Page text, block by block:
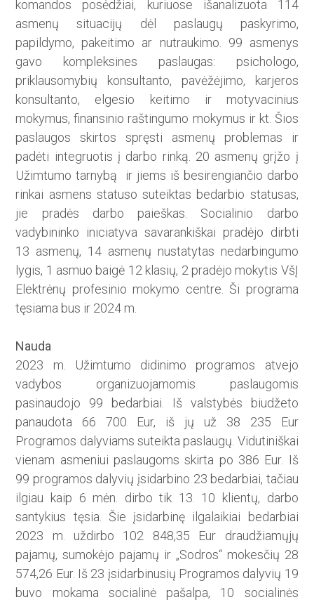
komandos posėdžiai, kuriuose išanalizuota 114
asmenų situacijų dėl paslaugų paskyrimo,
papildymo, pakeitimo ar nutraukimo. 99 asmenys
gavo kompleksines paslaugas: psichologo,
priklausomybių konsultanto, pavėžėjimo, karjeros
konsultanto, elgesio keitimo ir motyvacinius
mokymus, finansinio raštingumo mokymus ir kt. Šios
paslaugos skirtos spręsti asmenų problemas ir
padėti integruotis į darbo rinką. 20 asmenų grįžo į
Užimtumo tarnybą ir jiems iš besirengiančio darbo
rinkai asmens statuso suteiktas bedarbio statusas,
jie pradės darbo paieškas. Socialinio darbo
vadybininko iniciatyva savarankiškai pradėjo dirbti
13 asmenų, 14 asmenų nustatytas nedarbingumo
lygis, 1 asmuo baigė 12 klasių, 2 pradėjo mokytis VšĮ
Elektrėnų profesinio mokymo centre. Ši programa
tęsiama bus ir 2024 m.
Nauda
2023 m. Užimtumo didinimo programos atvejo
vadybos organizuojamomis paslaugomis
pasinaudojo 99 bedarbiai. Iš valstybės biudžeto
panaudota 66 700 Eur, iš jų už 38 235 Eur
Programos dalyviams suteikta paslaugų. Vidutiniškai
vienam asmeniui paslaugoms skirta po 386 Eur. Iš
99 programos dalyvių įsidarbino 23 bedarbiai, tačiau
ilgiau kaip 6 mėn. dirbo tik 13. 10 klientų, darbo
santykius tęsia. Šie įsidarbinę ilgalaikiai bedarbiai
2023 m. uždirbo 102 848,35 Eur draudžiamųjų
pajamų, sumokėjo pajamų ir „Sodros“ mokesčių 28
574,26 Eur. Iš 23 įsidarbinusių Programos dalyvių 19
buvo mokama socialinė pašalpa, 10 socialinės